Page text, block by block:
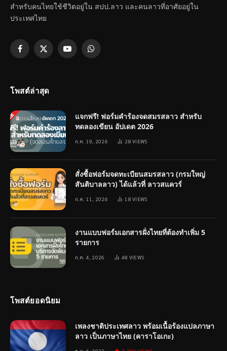
สำหรับคนไทยใช้ชีวิตอยู่ใน สปป.ลาว และคนลาวที่อาศัยอยู่ใน
ประเทศไทย
Facebook
X
YouTubeWhatsApp
โพสต์ล่าสุด
แจกฟรี! ฟอร์มคำร้องจดสมรสลาว สำหรับ
ทดลองเขียน อัปเดต 2026
ก.ค. 19, 2026 28VIEWS
สั่งซื้อฟอร์มจดทะเบียนสมรสลาว (กรมใหญ่
สันติบาลลาว) ได้แล้วที่ ลาวสแควร์
ก.ค. 11, 2026 18VIEWS
งานแบบฟอร์มเอกสารฝั่งไทยที่ต้องทำเพิ่ม 5
รายการ
ก.ค. 4, 2026 48 VIEWS
โพสต์ยอดนิยม
เพลงชาติประเทศลาว พร้อมเนื้อร้องแปลภาษา
ลาว เป็นภาษาไทย (คาราโอเกะ)